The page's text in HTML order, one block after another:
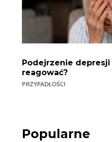
Podejrzenie depresji
reagować?
PRZYPADŁOŚCI
Popularne